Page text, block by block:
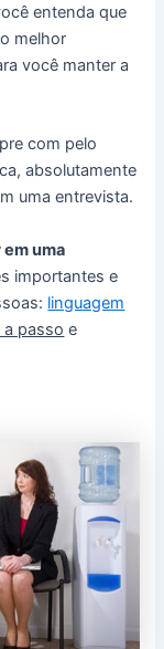
entenda que
melhor
você manter a
com pelo
absolutamente
uma entrevista.
uma
importantes e
linguagem
passo e